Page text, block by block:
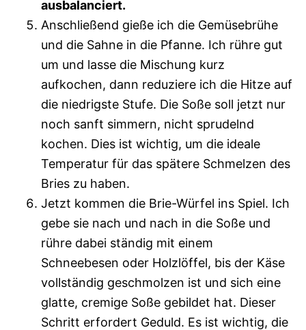
ausbalanciert.
Anschließend gieße ich die Gemüsebrühe
und die Sahne in die Pfanne. Ich rühre gut
um und lasse die Mischung kurz
aufkochen, dann reduziere ich die Hitze auf
die niedrigste Stufe. Die Soße soll jetzt nur
noch sanft simmern, nicht sprudelnd
kochen. Dies ist wichtig, um die ideale
Temperatur für das spätere Schmelzen des
Bries zu haben.
Jetzt kommen die Brie-Würfel ins Spiel. Ich
gebe sie nach und nach in die Soße und
rühre dabei ständig mit einem
Schneebesen oder Holzlöffel, bis der Käse
vollständig geschmolzen ist und sich eine
glatte, cremige Soße gebildet hat. Dieser
Schritt erfordert Geduld. Es ist wichtig, die